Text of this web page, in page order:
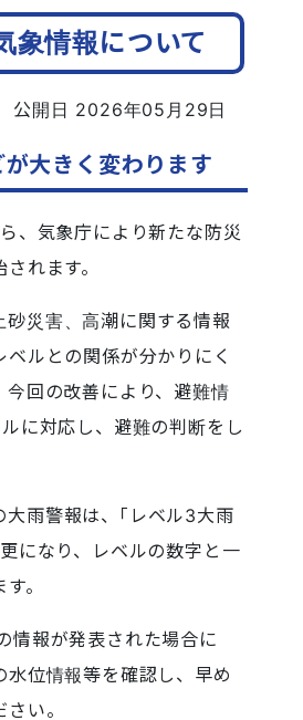
まちづくり
象情報について
公開日 2026年05月29日
大きく変わります
、気象庁により新たな防災
れます。
災害、高潮に関する情報
ルとの関係が分かりにく
今回の改善により、避難情
に対応し、避難の判断をし
大雨警報は、｢レベル3大雨
になり、レベルの数字と一
。
情報が発表された場合に
水位情報等を確認し、早め
い。